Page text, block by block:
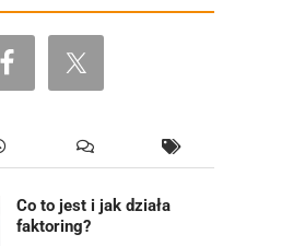
Co to jest i jak działa
faktoring?